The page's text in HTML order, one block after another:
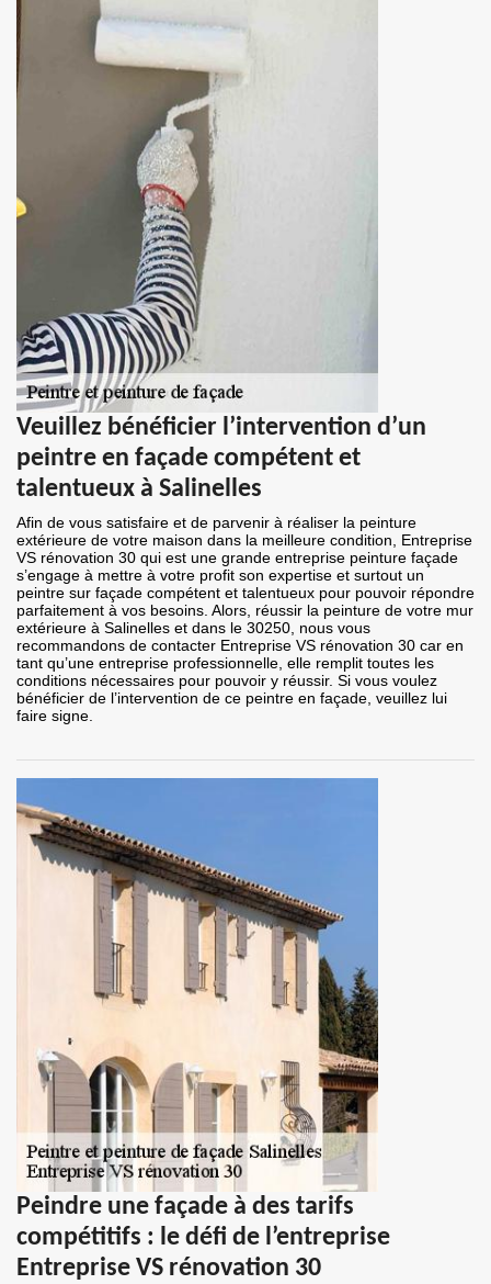
Veuillez bénéficier l’intervention d’un
peintre en façade compétent et
talentueux à Salinelles
Afin de vous satisfaire et de parvenir à réaliser la peinture
extérieure de votre maison dans la meilleure condition, Entreprise
VS rénovation 30 qui est une grande entreprise peinture façade
s’engage à mettre à votre profit son expertise et surtout un
peintre sur façade compétent et talentueux pour pouvoir répondre
parfaitement à vos besoins. Alors, réussir la peinture de votre mur
extérieure à Salinelles et dans le 30250, nous vous
recommandons de contacter Entreprise VS rénovation 30 car en
tant qu’une entreprise professionnelle, elle remplit toutes les
conditions nécessaires pour pouvoir y réussir. Si vous voulez
bénéficier de l’intervention de ce peintre en façade, veuillez lui
faire signe.
Peindre une façade à des tarifs
compétitifs : le défi de l’entreprise
Entreprise VS rénovation 30